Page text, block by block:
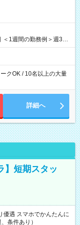
＜1週間の勤務例＞週3回
時にお仕事
クOK / 10名以上の大量
詳細へ
】短期スタッ
遇 スマホでかんたんに
条件あり）